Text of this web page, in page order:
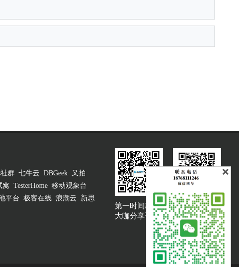
群 七牛云 DBGeek
又拍
窝 TesterHome 移动观象台
平台 极客在线 浪潮云
新思
第一时间获取
大咖分享资讯
大咖说吐槽客服